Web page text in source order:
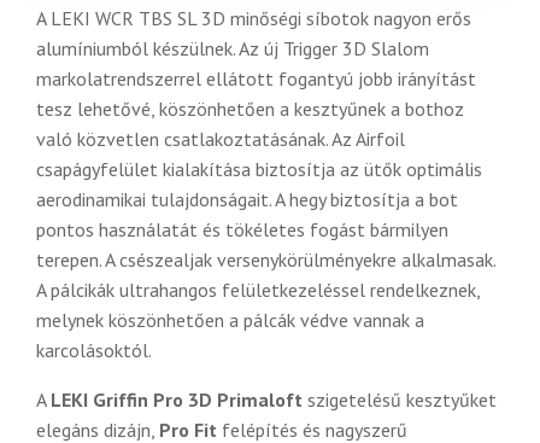
A LEKI WCR TBS SL 3D minőségi síbotok nagyon erős
alumíniumból készülnek. Az új Trigger 3D Slalom
markolatrendszerrel ellátott fogantyú jobb irányítást
tesz lehetővé, köszönhetően a kesztyűnek a bothoz
való közvetlen csatlakoztatásának. Az Airfoil
csapágyfelület kialakítása biztosítja az ütők optimális
aerodinamikai tulajdonságait. A hegy biztosítja a bot
pontos használatát és tökéletes fogást bármilyen
terepen. A csészealjak versenykörülményekre alkalmasak.
A pálcikák ultrahangos felületkezeléssel rendelkeznek,
melynek köszönhetően a pálcák védve vannak a
karcolásoktól.
A LEKI Griffin Pro 3D Primaloft szigetelésű kesztyűket
elegáns dizájn, Pro Fit felépítés és nagyszerű